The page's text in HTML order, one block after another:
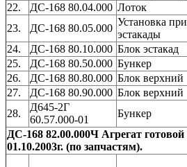
22.
ДС-168 80.04.000 Лоток
23.
ДС-168 80.05.000
Установка
эстакады
24.
ДС-168 80.10.000 Блок эстакад
25.
ДС-168 80.50.000 Бункер
26.
ДС-168 80.80.000 Блок верхний
27.
ДС-168 80.90.000 Блок верхний
28.
Д645-2Г
60.57.000-01
Бункер
ДС-168 82.00.000Ч Агрегат готовой
01.10.2003г. (по запчастям).